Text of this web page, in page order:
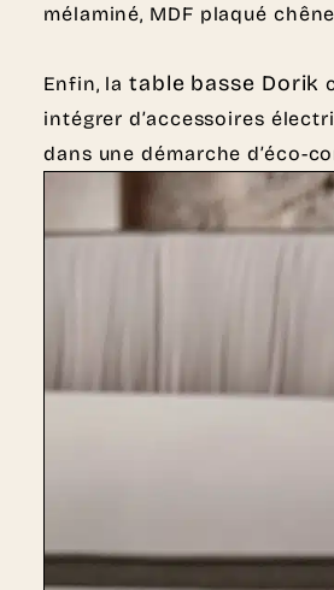
mélaminé, MDF plaqué
Enfin, la table basse Dorik
intégrer d’accessoires
dans une démarche d’éco-